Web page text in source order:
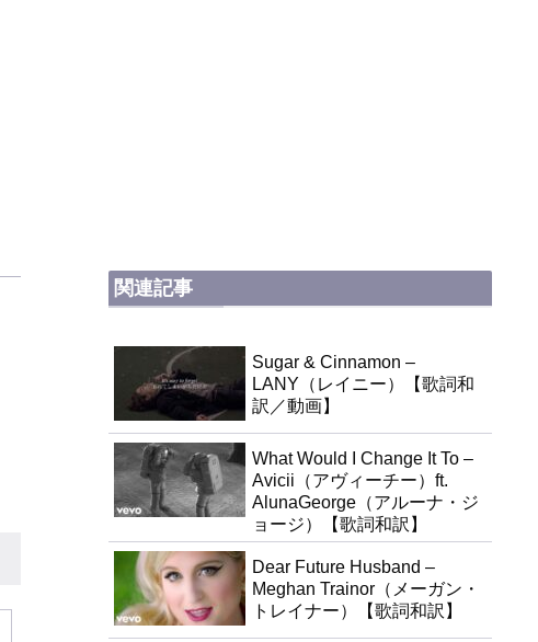
関連記事
Sugar & Cinnamon –
LANY（レイニー）【歌詞和
訳／動画】
What Would I Change It To –
Avicii（アヴィーチー）ft.
AlunaGeorge（アルーナ・ジ
ョージ）【歌詞和訳】
Dear Future Husband –
Meghan Trainor（メーガン・
トレイナー）【歌詞和訳】